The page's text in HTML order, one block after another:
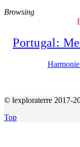
Browsing
Portugal:
© lexploraterre 2017-
Top